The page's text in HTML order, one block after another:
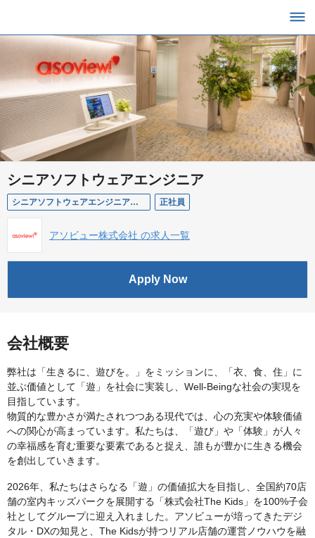
シニアソフトウェアエンジニア
シニアソフトウェアエンジニア（ハイレイヤー） 正社員
アソビュー株式会社 の求人一覧
Apply Now
会社概要
弊社は「生きるに、遊びを。」をミッションに、「衣、食、住」に
並ぶ価値として「遊」を社会に実装し、Well-Beingな社会の実現を
目指しています。
物質的な豊かさが満たされつつある現代では、心の充実や体験価値
への関心が高まっています。私たちは、「遊び」や「体験」が人々
の幸福感を育む重要な要素であると捉え、誰もが豊かに生きる機会
を創出していきます。
2026年、私たちはさらなる「遊」の価値拡大を目指し、全国約70店
舗の室内キッズパークを展開する「株式会社The Kids」を100%子会
社としてグループに迎え入れました。アソビューが培ってきたデジ
タル・DXの知見と、The Kidsが持つリアル店舗の運営ノウハウを融